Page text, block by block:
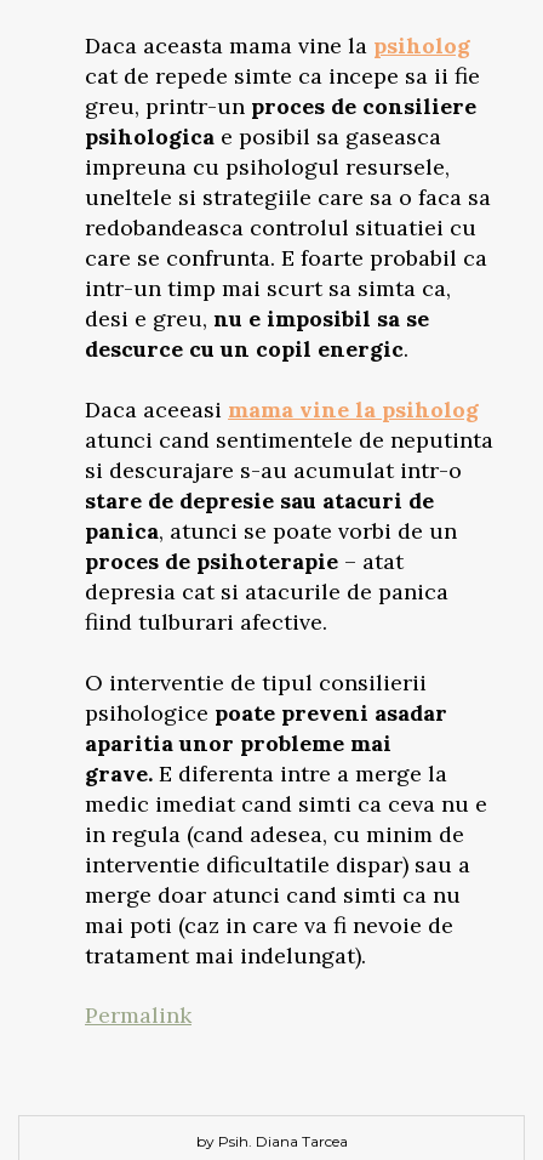
Daca aceasta mama vine la psiholog
cat de repede simte ca incepe sa ii fie
greu, printr-un proces de consiliere
psihologica e posibil sa gaseasca
impreuna cu psihologul resursele,
uneltele si strategiile care sa o faca sa
redobandeasca controlul situatiei cu
care se confrunta. E foarte probabil ca
intr-un timp mai scurt sa simta ca,
desi e greu, nu e imposibil sa se
descurce cu un copil energic.
Daca aceeasi mama vine la psiholog
atunci cand sentimentele de neputinta
si descurajare s-au acumulat intr-o
stare de depresie sau atacuri de
panica, atunci se poate vorbi de un
proces de psihoterapie – atat
depresia cat si atacurile de panica
fiind tulburari afective.
O interventie de tipul consilierii
psihologice poate preveni asadar
aparitia unor probleme mai
grave. E diferenta intre a merge la
medic imediat cand simti ca ceva nu e
in regula (cand adesea, cu minim de
interventie dificultatile dispar) sau a
merge doar atunci cand simti ca nu
mai poti (caz in care va fi nevoie de
tratament mai indelungat).
Permalink
by Psih. Diana Tarcea